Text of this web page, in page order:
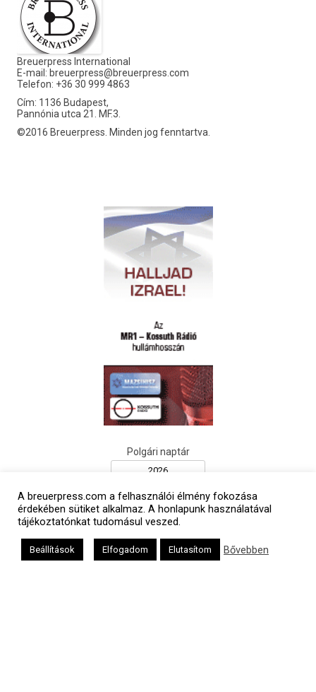
Breuerpress International
E-mail: breuerpress@breuerpress.com
Telefon: +36 30 999 4863
Cím: 1136 Budapest,
Pannónia utca 21. MF.3.
©2016 Breuerpress. Minden jog fenntartva.
Polgári naptár
A breuerpress.com a felhasználói élmény fokozása
érdekében sütiket alkalmaz. A honlapunk használatával
tájékoztatónkat tudomásul veszed.
Beállítások Elfogadom Elutasítom Bővebben